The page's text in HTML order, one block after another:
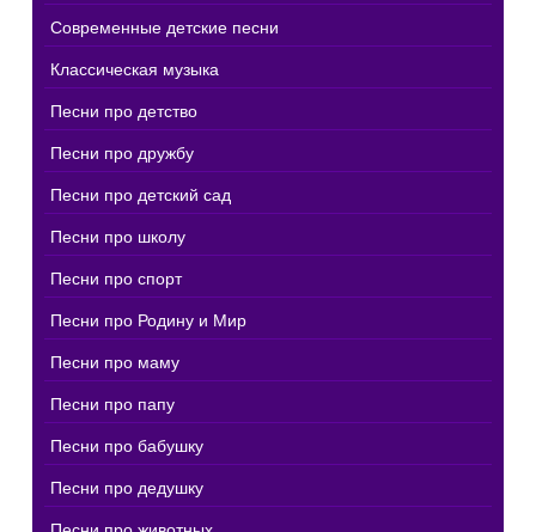
Современные детские песни
Классическая музыка
Песни про детство
Песни про дружбу
Песни про детский сад
Песни про школу
Песни про спорт
Песни про Родину и Мир
Песни про маму
Песни про папу
Песни про бабушку
Песни про дедушку